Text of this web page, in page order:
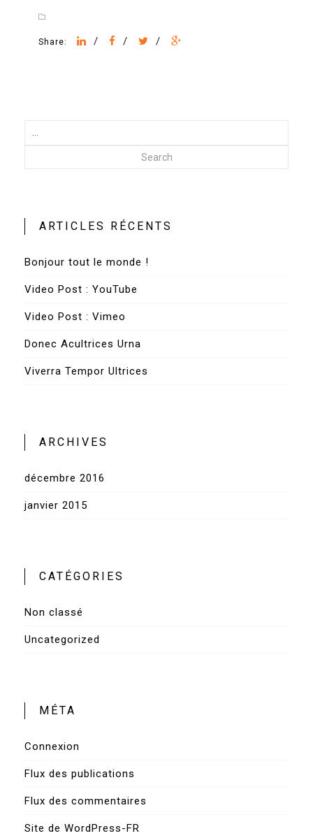
Share: / / /
Search
ARTICLES RÉCENTS
Bonjour tout le monde !
Video Post : YouTube
Video Post : Vimeo
Donec Acultrices Urna
Viverra Tempor Ultrices
ARCHIVES
décembre 2016
janvier 2015
CATÉGORIES
Non classé
Uncategorized
MÉTA
Connexion
Flux des publications
Flux des commentaires
Site de WordPress-FR